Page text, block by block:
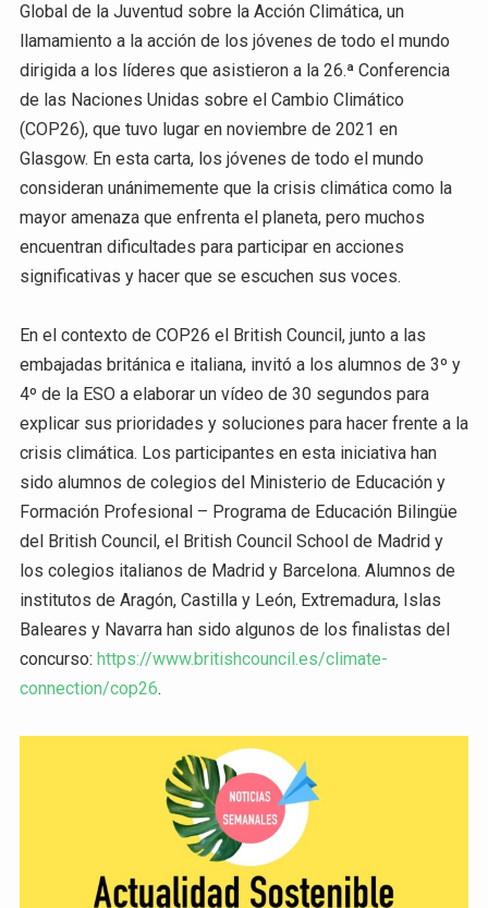
Global de la Juventud sobre la Acción Climática, un
llamamiento a la acción de los jóvenes de todo el mundo
dirigida a los líderes que asistieron a la 26.ª Conferencia
de las Naciones Unidas sobre el Cambio Climático
(COP26), que tuvo lugar en noviembre de 2021 en
Glasgow. En esta carta, los jóvenes de todo el mundo
consideran unánimemente que la crisis climática como la
mayor amenaza que enfrenta el planeta, pero muchos
encuentran dificultades para participar en acciones
significativas y hacer que se escuchen sus voces.
En el contexto de COP26 el British Council, junto a las
embajadas británica e italiana, invitó a los alumnos de 3º y
4º de la ESO a elaborar un vídeo de 30 segundos para
explicar sus prioridades y soluciones para hacer frente a la
crisis climática. Los participantes en esta iniciativa han
sido alumnos de colegios del Ministerio de Educación y
Formación Profesional – Programa de Educación Bilingüe
del British Council, el British Council School de Madrid y
los colegios italianos de Madrid y Barcelona. Alumnos de
institutos de Aragón, Castilla y León, Extremadura, Islas
Baleares y Navarra han sido algunos de los finalistas del
concurso: https://www.britishcouncil.es/climate-
connection/cop26.